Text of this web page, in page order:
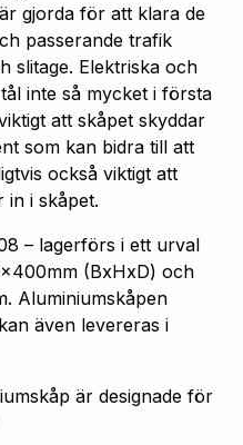
gjorda för att klara de
passerande trafik
slitage. Elektriska och
inte så mycket i första
att skåpet skyddar
som kan bidra till att
också viktigt att
in i skåpet.
– lagerförs i ett urval
(BxHxD) och
Aluminiumskåpen
även levereras i
är designade för